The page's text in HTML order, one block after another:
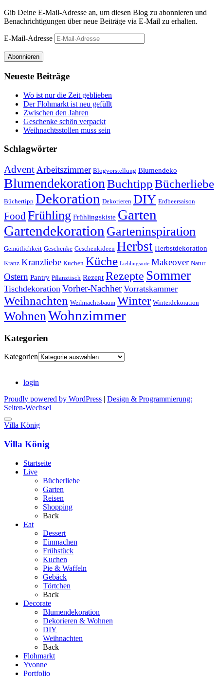
Gib Deine E-Mail-Adresse an, um diesen Blog zu abonnieren und
Benachrichtigungen über neue Beiträge via E-Mail zu erhalten.
E-Mail-Adresse
Abonnieren
Neueste Beiträge
Wo ist nur die Zeit geblieben
Der Flohmarkt ist neu gefüllt
Zwischen den Jahren
Geschenke schön verpackt
Weihnachtsstollen muss sein
Schlagwörter
Advent Arbeitszimmer Blogvorstellung Blumendeko
Blumendekoration BuchtippBücherliebe
Büchertipp Dekoration Dekorieren DIY Erdbeersaison
FoodFrühling Frühlingskiste Garten
Gartendekoration Garteninspiration
Gemütlichkeit Geschenke Geschenkideen Herbst Herbstdekoration
Kranz Kranzliebe Kuchen Küche Lieblingsorte Makeover Natur
Ostern Pantry Pflanztisch Rezept Rezepte Sommer
Tischdekoration Vorher-Nachher Vorratskammer
Weihnachten Weihnachtsbaum Winter Winterdekoration
WohnenWohnzimmer
Kategorien
Kategorien
login
Proudly powered by WordPress
Design & Programmierung:
Seiten-Wechsel
Villa König
Villa König
Startseite
Live
Bücherliebe
Garten
Reisen
Shopping
Back
Eat
Dessert
Einmachen
Frühstück
Kuchen
Pie & Waffeln
Gebäck
Törtchen
Back
Decorate
Blumendekoration
Dekorieren & Wohnen
DIY
Weihnachten
Back
Flohmarkt
Yvonne
Portfolio